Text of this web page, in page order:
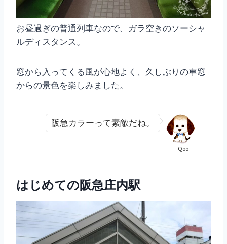
お昼過ぎの普通列車なので、ガラ空きのソーシャ
ルディスタンス。
窓から入ってくる風が心地よく、久しぶりの車窓
からの景色を楽しみました。
Qoo
阪急カラーって素敵だね。
はじめての阪急庄内駅